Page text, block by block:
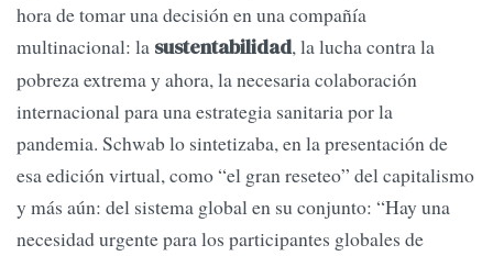
hora de tomar una decisión en una compañía
multinacional: la sustentabilidad, la lucha contra la
pobreza extrema y ahora, la necesaria colaboración
internacional para una estrategia sanitaria por la
pandemia. Schwab lo sintetizaba, en la presentación de
esa edición virtual, como “el gran reseteo” del capitalismo
y más aún: del sistema global en su conjunto: “Hay una
necesidad urgente para los participantes globales de